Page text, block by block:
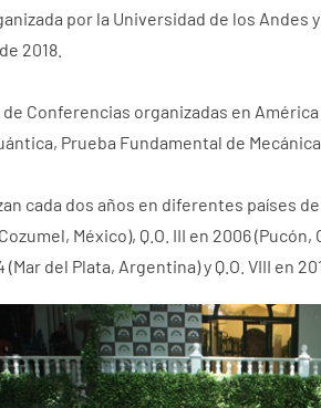
por la Universidad de los
2018.
Conferencias organizadas en
Prueba Fundamental de
cada dos años en diferentes países
México), Q.O. III en 2006 (Pucón,
del Plata, Argentina) y Q.O. VIII en